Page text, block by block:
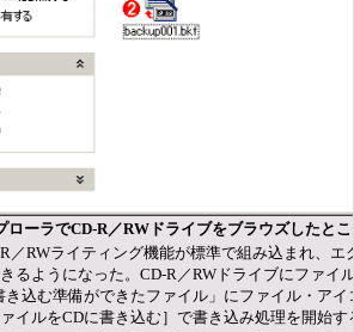
ローラでCD-R／RWドライブをブラウズしたと
／RWライティング機能が標準で組み込まれ、エ
るようになった。CD-R／RWドライブにファイ
き込む準備ができたファイル」にファイル・アイ
イルをCDに書き込む］で書き込み処理を開始す